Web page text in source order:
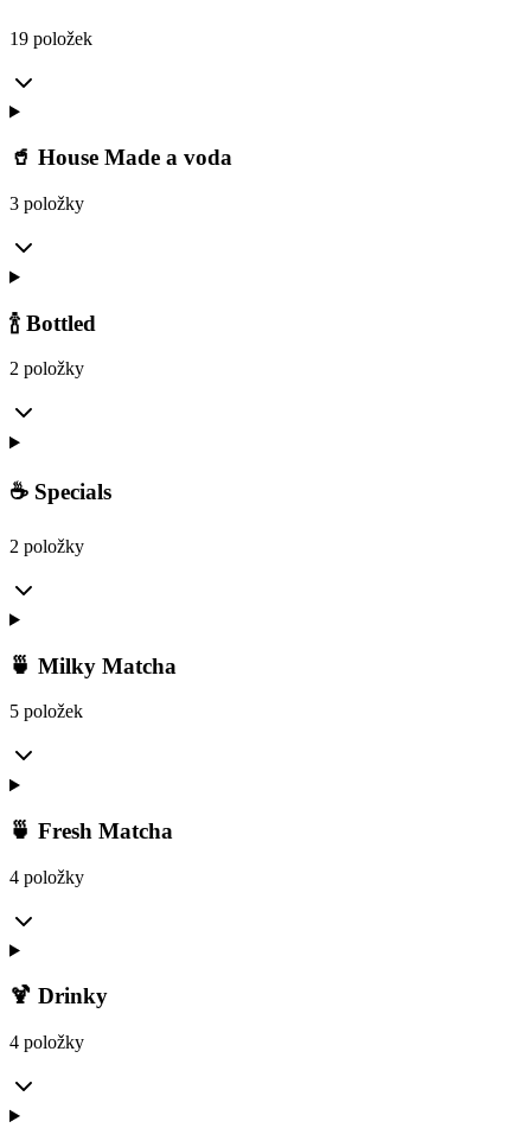
19 položek
🥤 House Made a voda
3 položky
🍾 Bottled
2 položky
☕ Specials
2 položky
🍵 Milky Matcha
5 položek
🍵 Fresh Matcha
4 položky
🍹 Drinky
4 položky